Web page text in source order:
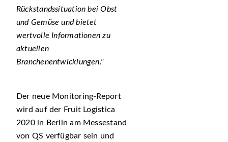
Rückstandssituation bei Obst
und Gemüse und bietet
wertvolle Informationen zu
aktuellen
Branchenentwicklungen.
Der neue Monitoring-Report
wird auf der Fruit Logistica
2020 in Berlin am Messestand
von QS verfügbar sein und